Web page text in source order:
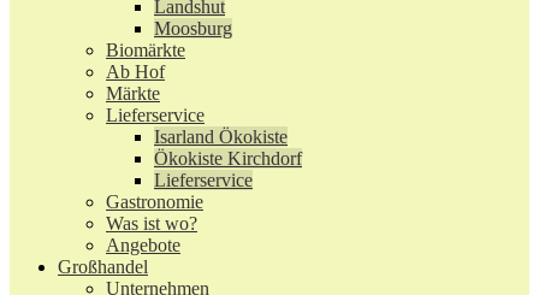
Landshut
Moosburg
Biomärkte
Ab Hof
Märkte
Lieferservice
Isarland Ökokiste
Ökokiste Kirchdorf
Lieferservice
Gastronomie
Was ist wo?
Angebote
Großhandel
Unternehmen